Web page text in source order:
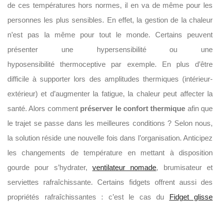
de ces températures hors normes, il en va de même pour les
personnes les plus sensibles. En effet, la gestion de la chaleur
n’est pas la même pour tout le monde. Certains peuvent
présenter une hypersensibilité ou une
hyposensibilité thermoceptive par exemple. En plus d’être
difficile à supporter lors des amplitudes thermiques (intérieur-
extérieur) et d’augmenter la fatigue, la chaleur peut affecter la
santé. Alors comment préserver le confort thermique afin que
le trajet se passe dans les meilleures conditions ? Selon nous,
la solution réside une nouvelle fois dans l’organisation. Anticipez
les changements de température en mettant à disposition
gourde pour s’hydrater, ventilateur nomade, brumisateur et
serviettes rafraîchissante. Certains fidgets offrent aussi des
propriétés rafraîchissantes : c’est le cas du Fidget glisse